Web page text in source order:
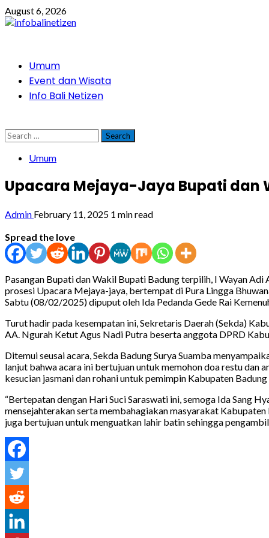
Skip
to
August 6, 2026
PrimaryUmum
Event dan Wisata
Info Bali Netizen
Search
for:
Umum
Upacara Mejaya-Jaya Bupati dan
Admin February 11, 2025 1 min read
Spread the love
Pasangan Bupati dan Wakil Bupati Badung terpilih, I Wayan
prosesi Upacara Mejaya-jaya, bertempat di Pura Lingga
Sabtu (08/02/2025) dipuput oleh Ida Pedanda Gede Rai
Turut hadir pada kesempatan ini, Sekretaris Daerah (Sekda)
AA. Ngurah Ketut Agus Nadi Putra beserta anggota DPRD
Ditemui seusai acara, Sekda Badung Surya Suamba
lanjut bahwa acara ini bertujuan untuk memohon doa restu dan
kesucian jasmani dan rohani untuk pemimpin Kabupaten
“Bertepatan dengan Hari Suci Saraswati ini, semoga Ida Sang
mensejahterakan serta membahagiakan masyarakat
juga bertujuan untuk menguatkan lahir batin sehingga